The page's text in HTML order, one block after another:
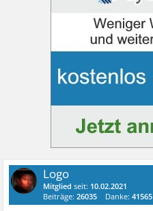
Logo
Mitglied seit: 10.02.2021
Beiträge:26035 Danke:41565